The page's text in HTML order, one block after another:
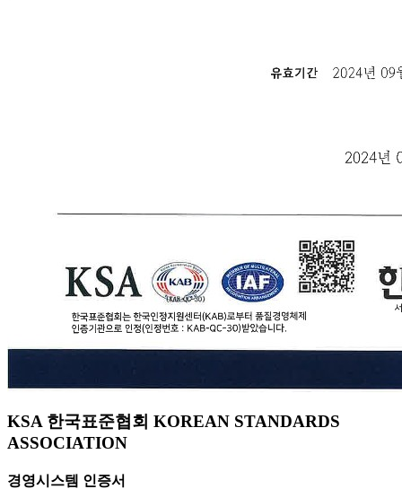
KSA 한국표준협회 KOREAN STANDARDS
ASSOCIATION
경영시스템 인증서